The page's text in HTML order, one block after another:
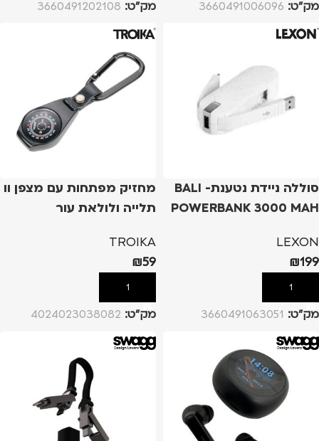
מק”ט: 3660491006096 מק”ט: 3660491202108
סוללה ניידת נטענת- BALI
POWERBANK 3000 MAH
LEXON
₪199
הוספה לסל
מק”ט: 3660491063051
מחזיק מפתחות עם מצפן וו
תלייה ולולאת עור
TROIKA
₪59
הוספה לסל
מק”ט: 4024023038082